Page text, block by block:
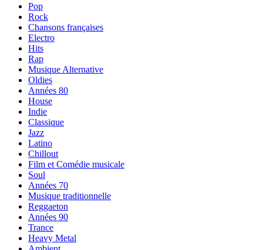
Pop
Rock
Chansons françaises
Electro
Hits
Rap
Musique Alternative
Oldies
Années 80
House
Indie
Classique
Jazz
Latino
Chillout
Film et Comédie musicale
Soul
Années 70
Musique traditionnelle
Reggaeton
Années 90
Trance
Heavy Metal